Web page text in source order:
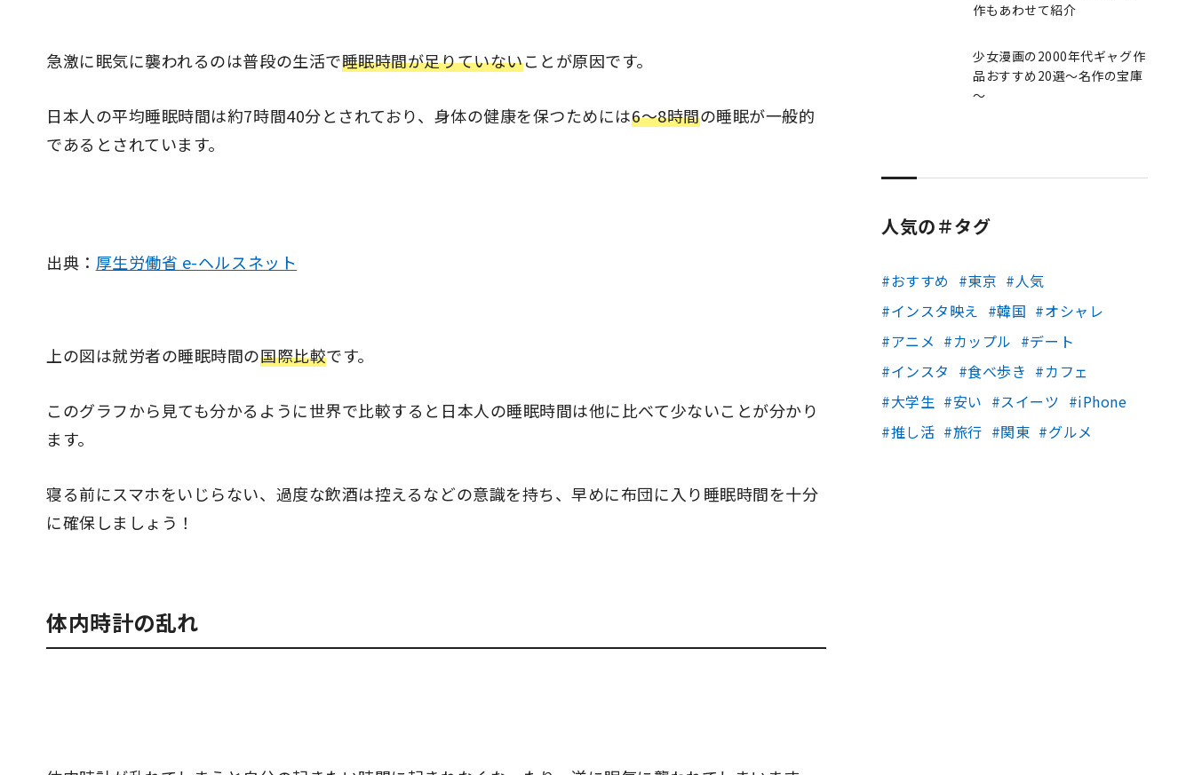
急激に眠気に襲われるのは普段の生活で睡眠時間が足りていないことが原因です。
日本人の平均睡眠時間は約7時間40分とされており、身体の健康を保つためには6〜8時間の睡眠が一般的
であるとされています。
出典： 厚生労働省 e-ヘルスネット
上の図は就労者の睡眠時間の国際比較です。
このグラフから見ても分かるように世界で比較すると日本人の睡眠時間は他に比べて少ないことが分かり
ます。
寝る前にスマホをいじらない、過度な飲酒は控えるなどの意識を持ち、早めに布団に入り睡眠時間を十分
に確保しましょう！
体内時計の乱れ
作もあわせて紹介
少女漫画の2000年代ギャグ作
品おすすめ20選～名作の宝庫
～
人気の＃タグ
おすすめ 東京
人気
インスタ映え
韓国
オシャレ
アニメ
カップル
デート
インスタ
食べ歩き
カフェ
大学生
安い スイーツ
iPhone
推し活
旅行 関東 グルメ